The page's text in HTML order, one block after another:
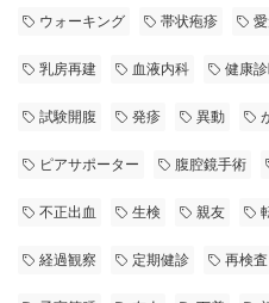
ウォーキング 帯状疱疹
乳房再建 血液内科 健康
試験開腹 発疹 異動
ピアサポーター 腹腔鏡手術
不正出血 生検 親友
経過観察 定期健診 再検査